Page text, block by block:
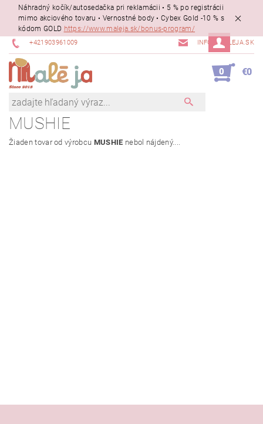
Náhradný kočík/autosedačka pri reklamácii • 5 % po registrácii
mimo akciového tovaru • Vernostné body • Cybex Gold -10 % s
kódom GOLD https://www.maleja.sk/bonus-program/
+421903961009 INFO@MALEJA.SK
0 €0
MUSHIE
Žiaden tovar od výrobcu MUSHIE nebol nájdený....